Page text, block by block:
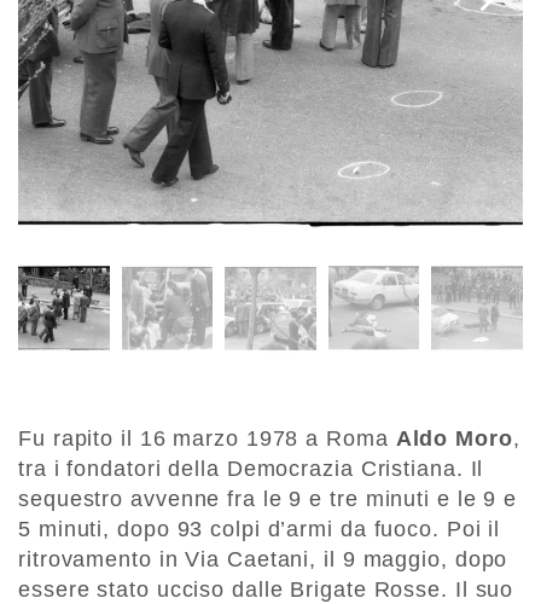
Fu rapito il 16 marzo 1978 a Roma Aldo Moro,
tra i fondatori della Democrazia Cristiana. Il
sequestro avvenne fra le 9 e tre minuti e le 9 e
5 minuti, dopo 93 colpi d’armi da fuoco. Poi il
ritrovamento in Via Caetani, il 9 maggio, dopo
essere stato ucciso dalle Brigate Rosse. Il suo